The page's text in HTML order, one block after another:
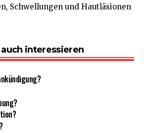
Schwellungen und Hautläsionen
interessieren